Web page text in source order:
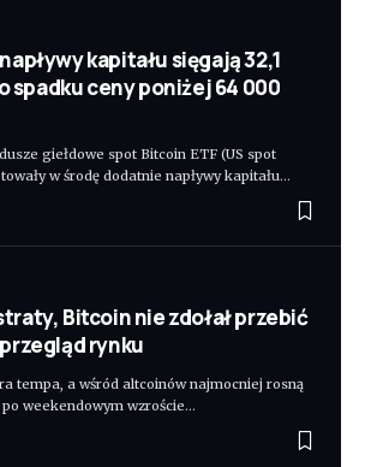
kapitału sięgają 32,1
spadku ceny poniżej 64 000
giełdowe spot Bitcoin ETF (US spot
w środę dodatnie napływy kapitału…
Bitcoin nie zdołał przebić
przegląd rynku
tempa, a wśród altcoinów najmocniej rosną
weekendowym wzroście…